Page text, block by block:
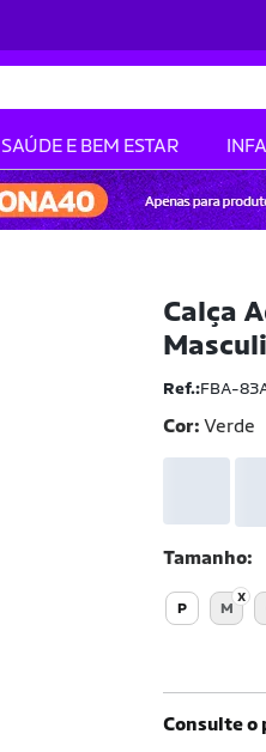
SAÚDE E BEM ESTAR
Calça
Ref.:FBA-
Cor:Verde
Tamanho
P M
Consulte o